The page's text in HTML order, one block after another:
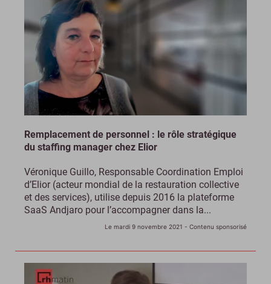
Remplacement de personnel : le rôle stratégique
du staffing manager chez Elior
Véronique Guillo, Responsable Coordination Emploi
d’Elior (acteur mondial de la restauration collective
et des services), utilise depuis 2016 la plateforme
SaaS Andjaro pour l’accompagner dans la...
Le mardi 9 novembre 2021 - Contenu sponsorisé